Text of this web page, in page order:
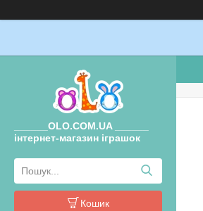
______OLO.COM.UA ______
інтернет-магазин іграшок
Кошик